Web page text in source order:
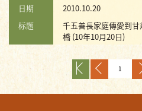
日期
2010.10.20
标题
千五善長家庭傳愛到
橋 (10年10月20日)